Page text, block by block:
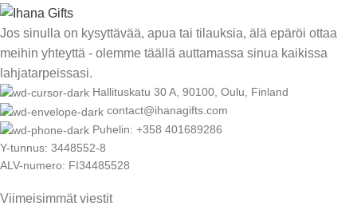
Jos sinulla on kysyttävää, apua tai tilauksia, älä epäröi ottaa
meihin yhteyttä - olemme täällä auttamassa sinua kaikissa
lahjatarpeissasi.
Hallituskatu 30 A, 90100, Oulu, Finland
contact@ihanagifts.com
Puhelin: +358 401689286
Y-tunnus: 3448552-8
ALV-numero: FI34485528
Viimeisimmät viestit